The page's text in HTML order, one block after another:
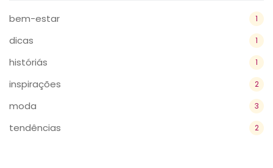
bem-estar 1
dicas 1
históriás 1
inspirações 2
moda 3
tendências 2